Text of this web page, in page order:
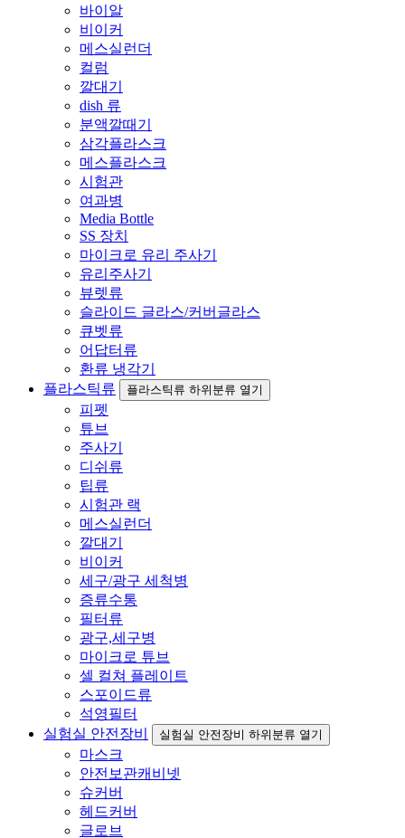
바이알
비이커
메스실런더
컬럼
깔대기
dish 류
분액깔때기
삼각플라스크
메스플라스크
시험관
여과병
Media Bottle
SS 장치
마이크로 유리 주사기
유리주사기
뷰렛류
슬라이드 글라스/커버글라스
큐벳류
어답터류
환류 냉각기
플라스틱류
플라스틱류 하위분류 열기
피펫
튜브
주사기
디쉬류
팁류
시험관 랙
메스실런더
깔대기
비이커
세구/광구 세척병
증류수통
필터류
광구,세구병
마이크로 튜브
셀 컬쳐 플레이트
스포이드류
석영필터
실험실 안전장비
실험실 안전장비 하위분류 열기
마스크
안전보관캐비넷
슈커버
헤드커버
글로브